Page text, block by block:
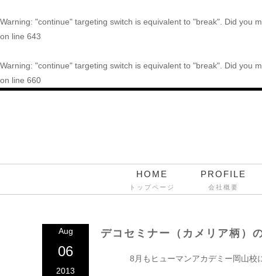
Warning: "continue" targeting switch is equivalent to "break". Did you
on line 643
Warning: "continue" targeting switch is equivalent to "break". Did you
on line 660
HOME
トップページ
PROFILE
会社概要
デコセミナー（カメリア柄）
Aug
06
2013
8月もヒューマンアカデミー岡山校